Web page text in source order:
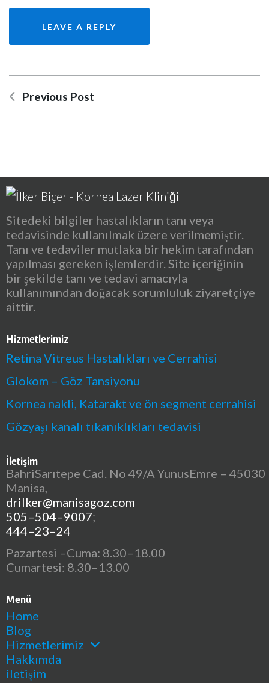
Previous Post
Sitedeki bilgiler hastalıkların tanı veya
tedavisinde kullanılmak üzere verilmemiştir.
Tanı ve tedaviler mutlaka bir hekim tarafından
yapılması gereken işlemlerdir. Site içeriğinin
bir şekilde tanı ve tedavi amacıyla
kullanımından doğacak sorumluluk ziyaretçiye
aittir.
Hizmetlerimiz
Retina Vitreus Hastalıkları ve Cerrahisi
Glokom – Göz Tansiyonu
Kornea nakli, Katarakt ve ön segment cerrahisi
Gözyaşı kanalı tıkanıklıkları tedavisi
İletişim
BahriSarıtepe Cad. No 49/A YunusEmre – 45030
Manisa,
drilker@manisagoz.com
505–504–9007;
444–23–24
Pazartesi –Cuma: 8.30–18.00
Cumartesi: 8.30–13.00
Menü
Home
Blog
Hizmetlerimiz
Hakkımda
iletişim